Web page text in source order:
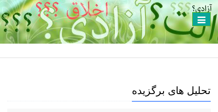
Toggle
navigation
تحلیل های برگزیده